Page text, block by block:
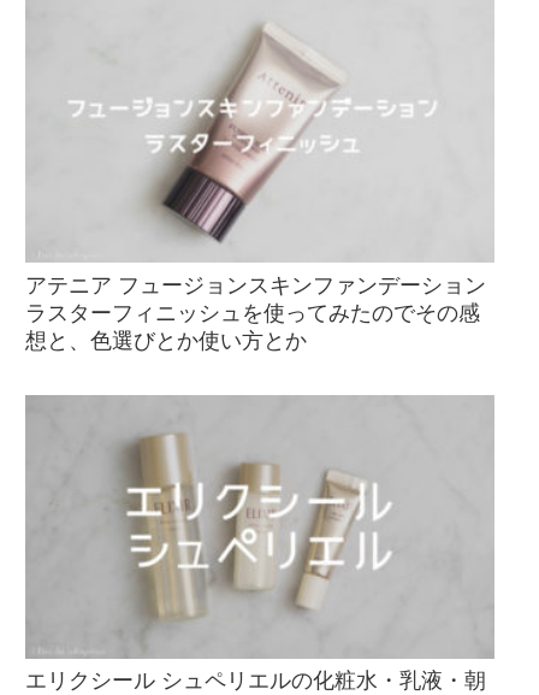
アテニア フュージョンスキンファンデーション
ラスターフィニッシュを使ってみたのでその感
想と、色選びとか使い方とか
エリクシール シュペリエルの化粧水・乳液・朝